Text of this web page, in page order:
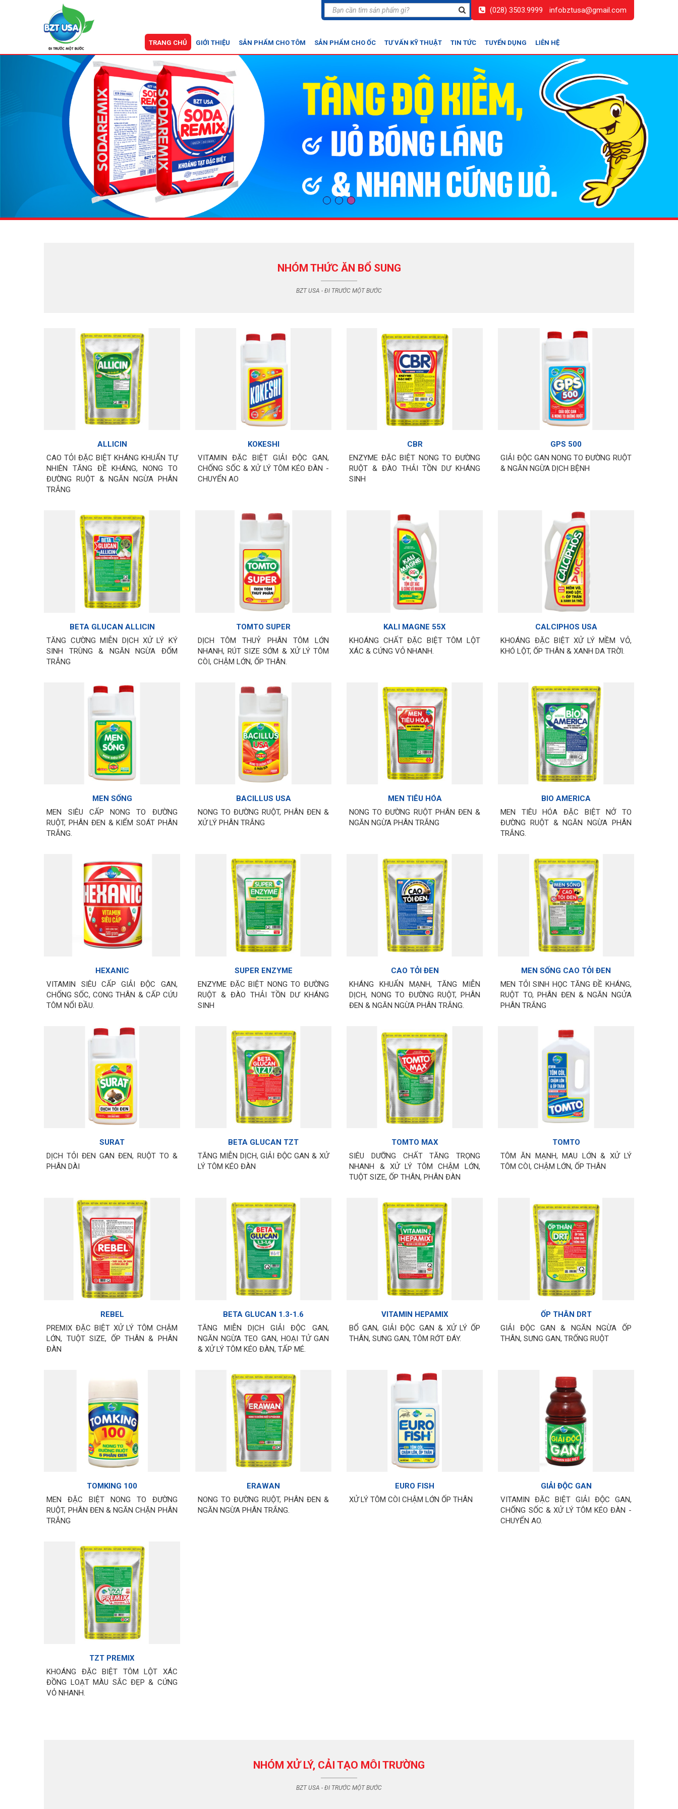
TRANG CHỦ GIỚI THIỆU SẢN PHẨM CHO TÔM SẢN PHẨM CHO ỐC TƯ VẤN KỸ THUẬT TIN TỨC TUYỂN DỤNG LIÊN HỆ
(028) 3503.9999 infobztusa@gmail.com
NHÓM THỨC ĂN BỔ SUNG
BZT USA - ĐI TRƯỚC MỘT BƯỚC
ALLICIN
CAO TỎI ĐẶC BIỆT KHÁNG KHUẨN TỰ
NHIÊN TĂNG ĐỀ KHÁNG, NONG TO
ĐƯỜNG RUỘT & NGĂN NGỪA PHÂN
TRẮNG
KOKESHI
VITAMIN ĐẶC BIỆT GIẢI ĐỘC GAN,
CHỐNG SỐC & XỬ LÝ TÔM KÉO ĐÀN -
CHUYỂN AO
CBR
ENZYME ĐẶC BIỆT NONG TO ĐƯỜNG
RUỘT & ĐÀO THẢI TỒN DƯ KHÁNG
SINH
GPS 500
GIẢI ĐỘC GAN NONG TO ĐƯỜNG RUỘT
& NGĂN NGỪA DỊCH BỆNH
BETA GLUCAN ALLICIN
TĂNG CƯỜNG MIỄN DỊCH XỬ LÝ KÝ
SINH TRÙNG & NGĂN NGỪA ĐỐM
TRẮNG
TOMTO SUPER
DỊCH TÔM THUỶ PHÂN TÔM LỚN
NHANH, RÚT SIZE SỚM & XỬ LÝ TÔM
CÒI, CHẬM LỚN, ỐP THÂN.
KALI MAGNE 55X
KHOÁNG CHẤT ĐẶC BIỆT TÔM LỘT
XÁC & CỨNG VỎ NHANH.
CALCIPHOS USA
KHOÁNG ĐẶC BIỆT XỬ LÝ MỀM VỎ,
KHÓ LỘT, ỐP THÂN & XANH DA TRỜI.
MEN SỐNG
MEN SIÊU CẤP NONG TO ĐƯỜNG
RUỘT, PHÂN ĐEN & KIỂM SOÁT PHÂN
TRẮNG.
BACILLUS USA
NONG TO ĐƯỜNG RUỘT, PHÂN ĐEN &
XỬ LÝ PHÂN TRẮNG
MEN TIÊU HÓA
NONG TO ĐƯỜNG RUỘT PHÂN ĐEN &
NGĂN NGỪA PHÂN TRẮNG
BIO AMERICA
MEN TIÊU HÓA ĐẶC BIỆT NỞ TO
ĐƯỜNG RUỘT & NGĂN NGỪA PHÂN
TRẮNG.
HEXANIC
VITAMIN SIÊU CẤP GIẢI ĐỘC GAN,
CHỐNG SỐC, CONG THÂN & CẤP CỨU
TÔM NỔI ĐẦU.
SUPER ENZYME
ENZYME ĐẶC BIỆT NONG TO ĐƯỜNG
RUỘT & ĐÀO THẢI TỒN DƯ KHÁNG
SINH
CAO TỎI ĐEN
KHÁNG KHUẨN MẠNH, TĂNG MIỄN
DỊCH, NONG TO ĐƯỜNG RUỘT, PHÂN
ĐEN & NGĂN NGỪA PHÂN TRẮNG.
MEN SỐNG CAO TỎI ĐEN
MEN TỎI SINH HỌC TĂNG ĐỀ KHÁNG,
RUỘT TO, PHÂN ĐEN & NGĂN NGỬA
PHÂN TRẮNG
SURAT
DỊCH TỎI ĐEN GAN ĐEN, RUỘT TO &
PHÂN DÀI
BETA GLUCAN TZT
TĂNG MIỄN DỊCH, GIẢI ĐỘC GAN & XỬ
LÝ TÔM KÉO ĐÀN
TOMTO MAX
SIÊU DƯỠNG CHẤT TĂNG TRỌNG
NHANH & XỬ LÝ TÔM CHẬM LỚN,
TUỘT SIZE, ỐP THÂN, PHÂN ĐÀN
TOMTO
TÔM ĂN MẠNH, MAU LỚN & XỬ LÝ
TÔM CÒI, CHẬM LỚN, ỐP THÂN
REBEL
PREMIX ĐẶC BIỆT XỬ LÝ TÔM CHẬM
LỚN, TUỘT SIZE, ỐP THÂN & PHÂN
ĐÀN
BETA GLUCAN 1.3-1.6
TĂNG MIỄN DỊCH GIẢI ĐỘC GAN,
NGĂN NGỪA TEO GAN, HOẠI TỬ GAN
& XỬ LÝ TÔM KÉO ĐÀN, TẤP MÉ.
VITAMIN HEPAMIX
BỔ GAN, GIẢI ĐỘC GAN & XỬ LÝ ỐP
THÂN, SƯNG GAN, TÔM RỚT ĐÁY.
ỐP THÂN DRT
GIẢI ĐỘC GAN & NGĂN NGỪA ỐP
THÂN, SƯNG GAN, TRỐNG RUỘT
TOMKING 100
MEN ĐẶC BIỆT NONG TO ĐƯỜNG
RUỘT, PHÂN ĐEN & NGĂN CHẶN PHÂN
TRẮNG
ERAWAN
NONG TO ĐƯỜNG RUỘT, PHÂN ĐEN &
NGĂN NGỪA PHÂN TRẮNG.
EURO FISH
XỬ LÝ TÔM CÒI CHẬM LỚN ỐP THÂN
GIẢI ĐỘC GAN
VITAMIN ĐẶC BIỆT GIẢI ĐỘC GAN,
CHỐNG SỐC & XỬ LÝ TÔM KÉO ĐÀN -
CHUYỂN AO.
TZT PREMIX
KHOÁNG ĐẶC BIỆT TÔM LỘT XÁC
ĐỒNG LOẠT MÀU SẮC ĐẸP & CỨNG
VỎ NHANH.
NHÓM XỬ LÝ, CẢI TẠO MÔI TRƯỜNG
BZT USA - ĐI TRƯỚC MỘT BƯỚC